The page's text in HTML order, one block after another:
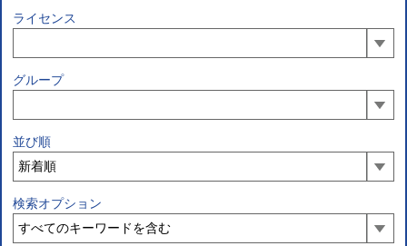
ライセンス
グループ
並び順
検索オプション